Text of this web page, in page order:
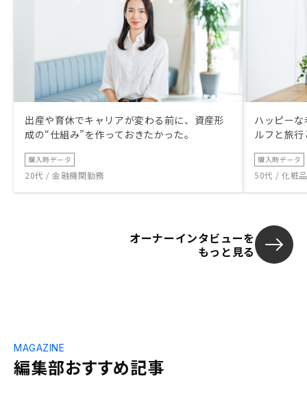
出産や育休でキャリアが変わる前に、資産形
成の“仕組み”を作っておきたかった。
購入時データ
20代 / 金融機関勤務
ハッピー
ルフと旅
購入時データ
50代 / 化粧
オーナーインタビューを
もっと見る
編集部おすすめ記事
MAGAZINE